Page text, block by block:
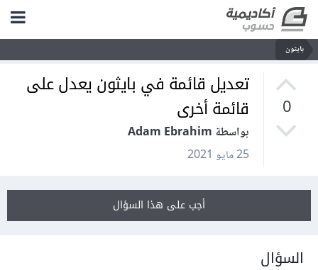
بايثون
0
تعديل قائمة في بايثون يعدل على
قائمة أخرى
بواسطة Adam Ebrahim
25 مايو 2021
أجب على هذا السؤال
السؤال